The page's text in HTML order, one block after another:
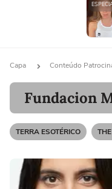
Capa Conteúdo
Fundacion
TERRA ESOTÉRICO